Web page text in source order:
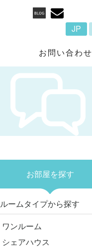
JP
お問い合わせ
お部屋を探す
ルームタイプから探す
ワンルーム
シェアハウス